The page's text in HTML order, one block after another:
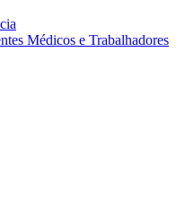
Médicos e Trabalhadores